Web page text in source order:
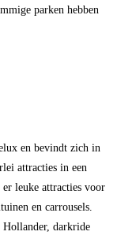
parken hebben
en bevindt zich in
attracties in een
leuke attracties voor
en carrousels.
Hollander, darkride